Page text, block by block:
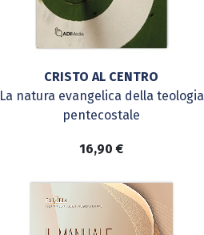
CRISTO AL CENTRO
La natura evangelica della teologia
pentecostale
16,90 €